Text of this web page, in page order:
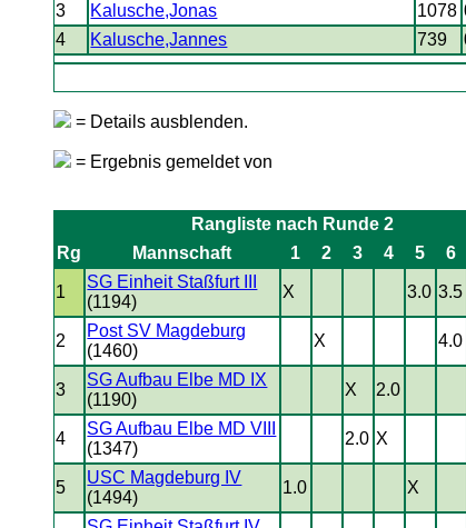
3
Kalusche,Jonas 1078
4
Kalusche,Jannes 739
= Details ausblenden.
= Ergebnis gemeldet von
Rangliste nach Runde 2
Rg
Mannschaft 1 2 3 4 5 6
1
SG Einheit Staßfurt III
(1194)
X 3.0 3.5
2
Post SV Magdeburg
(1460)
X 4.0
3
SG Aufbau Elbe MD IX
(1190)
X 2.0
4
SG Aufbau Elbe MD VIII
(1347)
2.0 X
5
USC Magdeburg IV
(1494)
1.0 X